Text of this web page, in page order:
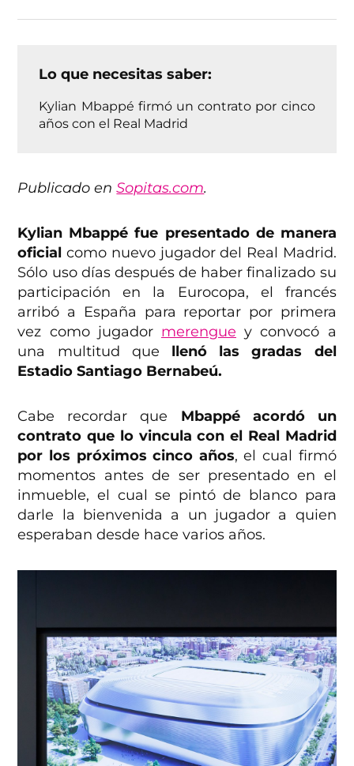
Lo que necesitas saber:
Kylian Mbappé firmó un contrato por cinco
años con el Real Madrid
Publicado enSopitas.com.
Kylian Mbappé fue presentado de manera
oficial como nuevo jugador del Real Madrid.
Sólo uso días después de haber finalizado su
participación en la Eurocopa, el francés
arribó a España para reportar por primera
vez como jugador merengue y convocó a
una multitud que llenó las gradas del
Estadio Santiago Bernabeú.
Cabe recordar que Mbappé acordó un
contrato que lo vincula con el Real Madrid
por los próximos cinco años, el cual firmó
momentos antes de ser presentado en el
inmueble, el cual se pintó de blanco para
darle la bienvenida a un jugador a quien
esperaban desde hace varios años.